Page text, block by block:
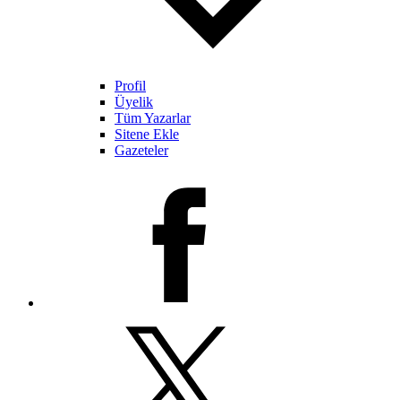
Profil
Üyelik
Tüm Yazarlar
Sitene Ekle
Gazeteler